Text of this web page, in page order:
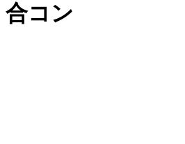
合コン